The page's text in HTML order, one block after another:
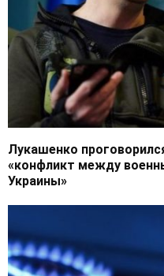
Лукашенко
«конфликт между
Украины»